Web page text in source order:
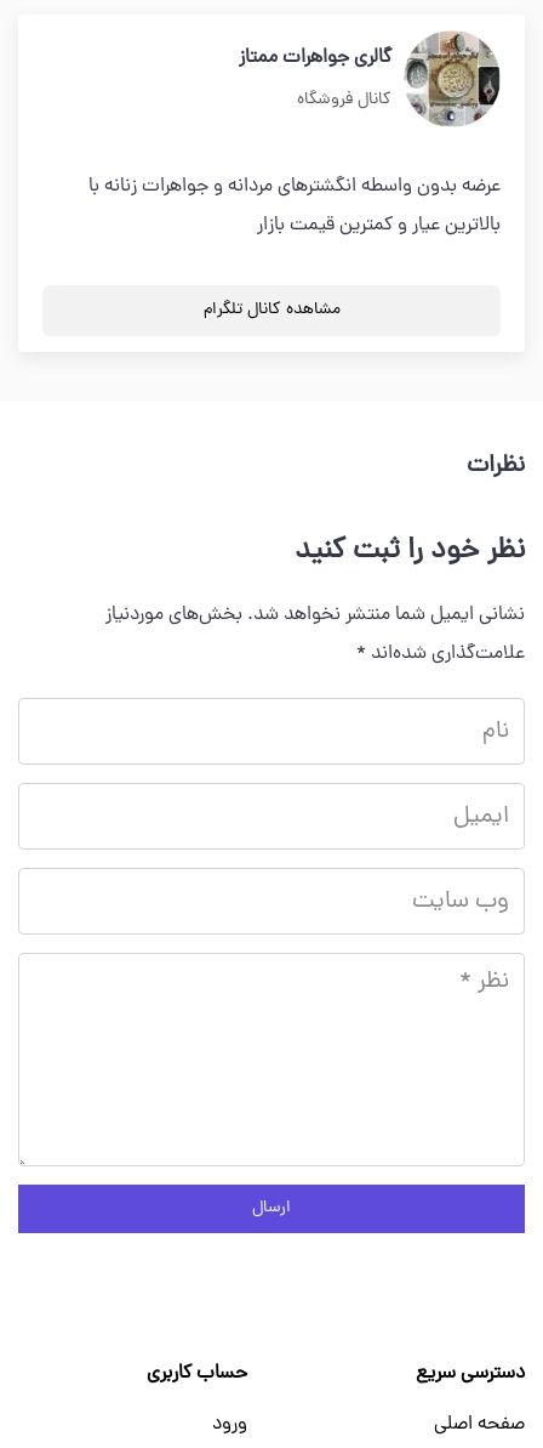
گالری جواهرات ممتاز
کانال فروشگاه
عرضه بدون واسطه انگشترهای مردانه و جواهرات زنانه با
بالاترین عیار و کمترین قیمت بازار
مشاهده کانال تلگرام
نظرات
نظر خود را ثبت کنید
نشانی ایمیل شما منتشر نخواهد شد. بخش‌های موردنیاز
علامت‌گذاری شده‌اند *
ارسال
دسترسی سریع
صفحه اصلی
حساب کاربری
ورود